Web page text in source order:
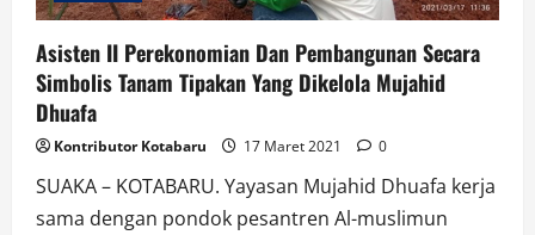
Asisten II Perekonomian Dan Pembangunan Secara
Simbolis Tanam Tipakan Yang Dikelola Mujahid
Dhuafa
Kontributor Kotabaru 17 Maret 2021 0
SUAKA – KOTABARU. Yayasan Mujahid Dhuafa kerja
sama dengan pondok pesantren Al-muslimun